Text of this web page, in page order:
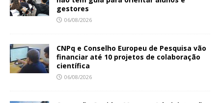
gestores
06/08/2026
CNPq e Conselho Europeu de Pesquisa vão
financiar até 10 projetos de colaboração
científica
06/08/2026